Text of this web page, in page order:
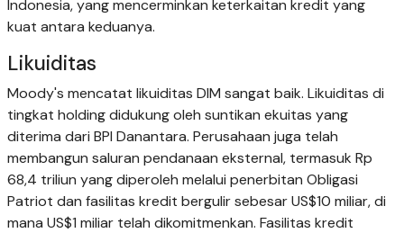
Indonesia, yang mencerminkan keterkaitan kredit yang
kuat antara keduanya.
Likuiditas
Moody's mencatat likuiditas DIM sangat baik. Likuiditas di
tingkat holding didukung oleh suntikan ekuitas yang
diterima dari BPI Danantara. Perusahaan juga telah
membangun saluran pendanaan eksternal, termasuk Rp
68,4 triliun yang diperoleh melalui penerbitan Obligasi
Patriot dan fasilitas kredit bergulir sebesar US$10 miliar, di
mana US$1 miliar telah dikomitmenkan. Fasilitas kredit